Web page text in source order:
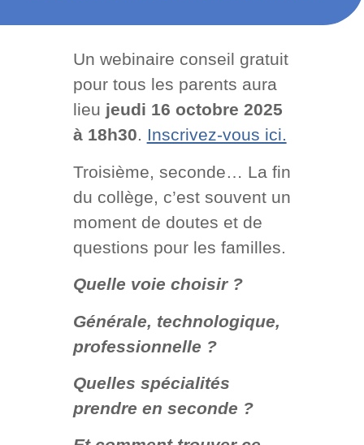
Un webinaire conseil gratuit
pour tous les parents aura
lieu jeudi 16 octobre 2025
à 18h30. Inscrivez-vous ici.
Troisième, seconde… La fin
du collège, c’est souvent un
moment de doutes et de
questions pour les familles.
Quelle voie choisir ?
Générale, technologique,
professionnelle ?
Quelles spécialités
prendre en seconde ?